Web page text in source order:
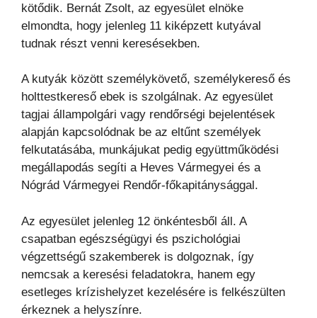
kötődik. Bernát Zsolt, az egyesület elnöke
elmondta, hogy jelenleg 11 kiképzett kutyával
tudnak részt venni keresésekben.
A kutyák között személykövető, személykereső és
holttestkereső ebek is szolgálnak. Az egyesület
tagjai állampolgári vagy rendőrségi bejelentések
alapján kapcsolódnak be az eltűnt személyek
felkutatásába, munkájukat pedig együttműködési
megállapodás segíti a Heves Vármegyei és a
Nógrád Vármegyei Rendőr-főkapitánysággal.
Az egyesület jelenleg 12 önkéntesből áll. A
csapatban egészségügyi és pszichológiai
végzettségű szakemberek is dolgoznak, így
nemcsak a keresési feladatokra, hanem egy
esetleges krízishelyzet kezelésére is felkészülten
érkeznek a helyszínre.